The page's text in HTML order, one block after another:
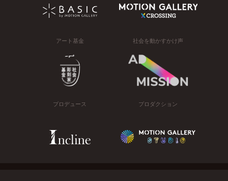
アート基金 社会を動かすかけ声
プロデュース プロダクション